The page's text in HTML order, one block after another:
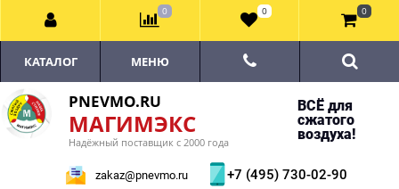
PNEVMO.RU
МАГИМЭКС
Надёжный поставщик с 2000 года
ВСЁ для
сжатого
воздуха!
zakaz@pnevmo.ru +7 (495) 730-02-90
КАТАЛОГ МЕНЮ
0 0 0